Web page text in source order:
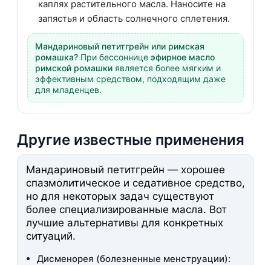
каплях растительного масла. Наносите на
запястья и область солнечного сплетения.
Мандариновый петитгрейн или римская
ромашка? При бессоннице эфирное масло
римской ромашки является более мягким и
эффективным средством, подходящим даже
для младенцев.
Другие известные применения
Мандариновый петитгрейн — хорошее
спазмолитическое и седативное средство,
но для некоторых задач существуют
более специализированные масла. Вот
лучшие альтернативы для конкретных
ситуаций.
Дисменорея (болезненные менструации):